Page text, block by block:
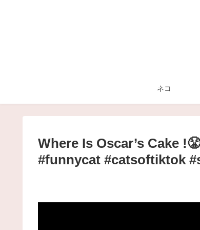
ネコ
Where Is Oscar’s Cake
#funnycat #catsoftiktok